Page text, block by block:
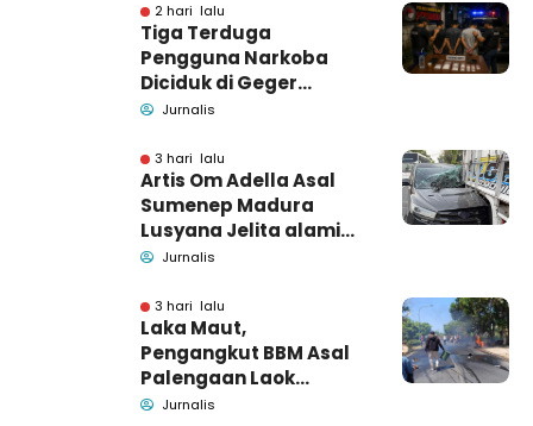
2 hari lalu
Tiga Terduga
Pengguna Narkoba
Diciduk di Geger
Bangkalan, Polisi Masih
Barang Bukti
Jurnalis
3 hari lalu
Artis Om Adella Asal
Sumenep Madura
Lusyana Jelita alami
kecelakaan di Wonogiri
Jurnalis
3 hari lalu
Laka Maut,
Pengangkut BBM Asal
Palengaan Laok
Pamekasan Meninggal
Jurnalis